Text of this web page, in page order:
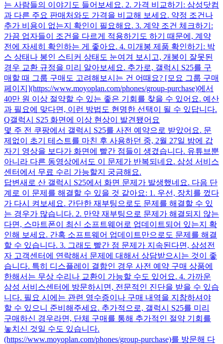
는 사람들의 이야기도 들어보세요. 2. 가격 비교하기: 삼성닷컴
과 다른 주요 판매처와도 가격을 비교해 보세요. 약정 조건나
추가 비용이 없는지 확인이 필요해요. 3. 계약 조건 체크하기:
가끔 업자들이 조건을 다르게 적용하기도 하기 때문에, 계약
전에 자세히 확인하는 게 좋아요. 4. 미개봉 제품 확인하기: 박
스 상태나 봉인 스티커 상태도 눈여겨 보시고, 개봉이 잘못된
경우 교환 규정을 미리 알아보세요. 추가로, 갤럭시 S25를 구
매할 때 그룹 구매도 고려해보시는 건 어때요? [모요 그룹 구매
페이지](https://www.moyoplan.com/phones/group-purchase)에서
40만 원 이상 절약할 수 있는 좋은 기회를 찾을 수 있어요. 예산
과 필요에 맞다면, 이런 방법도 현명한 선택이 될 수 있답니다.
Q갤럭시 S25 화면에 이상 현상이 발견됐어요
몇 주 전 쿠팡에서 갤럭시 S25를 사전 예약으로 받았어요. 문
제없이 초기 테스트를 마친 후 사용하던 중, 2월 27일 밤에 갑
자기 영상을 보다가 화면에 빨간 점들이 생겼습니다. 유튜브뿐
아니라 다른 동영상에서도 이 문제가 반복되네요. 삼성 서비스
센터에서 무료 수리 가능할지 궁금해요.
답변새로 산 갤럭시 S25에서 화면 문제가 발생했네요. 다음 단
계로 이 문제를 해결할 수 있을 것 같아요: 1. 우선, 장치를 껐다
가 다시 켜보세요. 간단한 재부팅으로도 문제를 해결할 수 있
는 경우가 많습니다. 2. 만약 재부팅으로 문제가 해결되지 않는
다면, 스마트폰이 최신 소프트웨어로 업데이트되어 있는지 확
인해 보세요. 간혹 소프트웨어 업데이트만으로도 문제를 해결
할 수 있습니다. 3. 그래도 빨간 점 문제가 지속된다면, 삼성전
자 고객센터에 연락해서 문제에 대해서 상담받으시는 것이 좋
습니다. 특히 디스플레이 결함인 경우 사전 예약 구매 상품에
한해서는 무상 수리나 교환이 가능할 수도 있어요. 4. 가까운
삼성 서비스센터에 방문하시면, 전문적인 진단을 받을 수 있습
니다. 필요 시에는 관련 영수증이나 구매 내역을 지참하셔야
할 수 있으니 준비해주세요. 추가적으로, 갤럭시 S25를 미리
구매하신 경우라면, 단체 구매를 통해 추가적인 절약 기회를
놓치신 것일 수도 있습니다.
(https://www.moyoplan.com/phones/group-purchase)를 방문해 다